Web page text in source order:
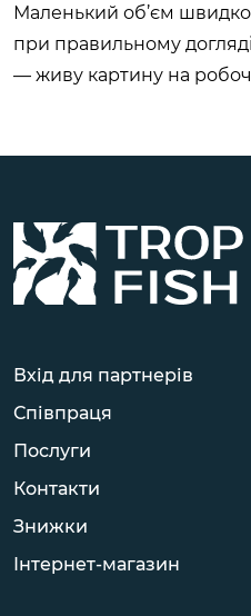
Маленький об’єм
при правильному
— живу картину на
Вхід для партнерів
Співпраця
Послуги
Контакти
Знижки
Інтернет-магазин